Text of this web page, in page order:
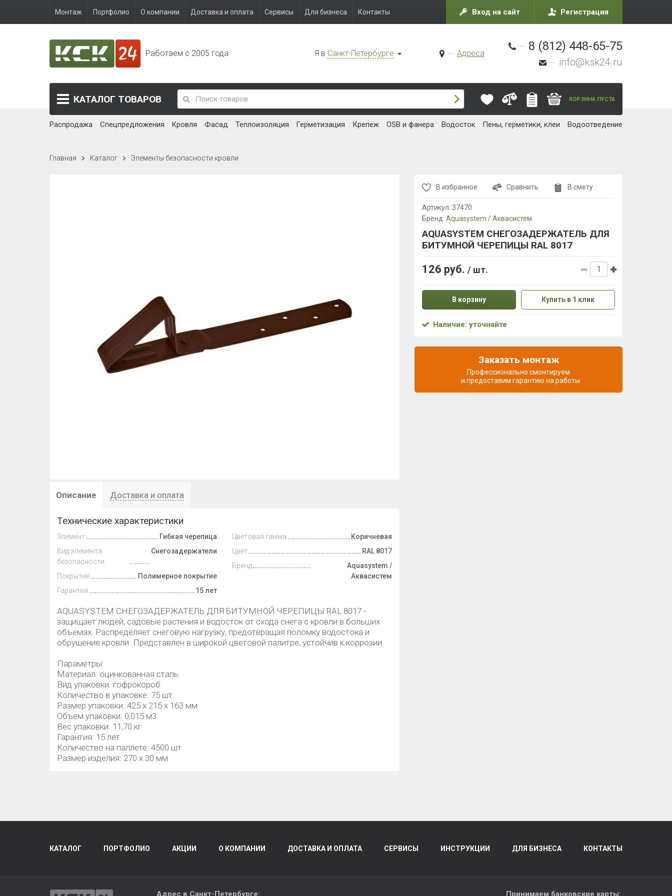
Монтаж Портфолио О компании Доставка и оплата Сервисы Для бизнеса Контакты Вход на сайт Регистрация
Работаем с 2005 года Я в Санкт-Петербурге Адреса
8 (812) 448-65-75
info@ksk24.ru
КАТАЛОГ ТОВАРОВ КОРЗИНА ПУСТА
Распродажа Спецпредложения Кровля Фасад Теплоизоляция Герметизация Крепеж OSB и фанера Водосток Пены, герметики, клеи Водоотведение
Главная Каталог Элементы безопасности кровли
Описание Доставка и оплата
Технические характеристики
Элемент
Гибкая черепица
Вид элемента
безопасности
Снегозадержатели
Покрытие
Полимерное покрытие
Гарантия
15 лет
Цветовая гамма
Коричневая
Цвет
RAL 8017
Бренд
Aquasystem /
Аквасистем
AQUASYSTEM СНЕГОЗАДЕРЖАТЕЛЬ ДЛЯ БИТУМНОЙ ЧЕРЕПИЦЫ RAL 8017 -
защищает людей, садовые растения и водосток от схода снега с кровли в больших
объемах. Распределяет снеговую нагрузку, предотвращая поломку водостока и
обрушение кровли. Представлен в широкой цветовой палитре, устойчив к коррозии.
Параметры:
Материал: оцинкованная сталь
Вид упаковки: гофрокороб
Количество в упаковке: 75 шт.
Размер упаковки: 425 x 215 x 163 мм
Объем упаковки: 0,015 м3
Вес упаковки: 11,70 кг
Гарантия: 15 лет
Количество на паллете: 4500 шт.
Размер изделия: 270 x 30 мм
В избранное Сравнить В смету
Артикул: 37470
Бренд: Aquasystem / Аквасистем
AQUASYSTEM СНЕГОЗАДЕРЖАТЕЛЬ ДЛЯ
БИТУМНОЙ ЧЕРЕПИЦЫ RAL 8017
126 руб. / шт.
В корзину Купить в 1 клик
Наличие: уточняйте
Заказать монтаж
Профессионально смонтируем
и предоставим гарантию на работы
КАТАЛОГ ПОРТФОЛИО АКЦИИ О КОМПАНИИ ДОСТАВКА И ОПЛАТА СЕРВИСЫ ИНСТРУКЦИИ ДЛЯ БИЗНЕСА КОНТАКТЫ
Адрес в Санкт-Петербурге: Принимаем банковские карты: